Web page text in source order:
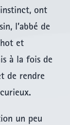
ont
l’abbé de
et
à la fois de
de rendre
un peu